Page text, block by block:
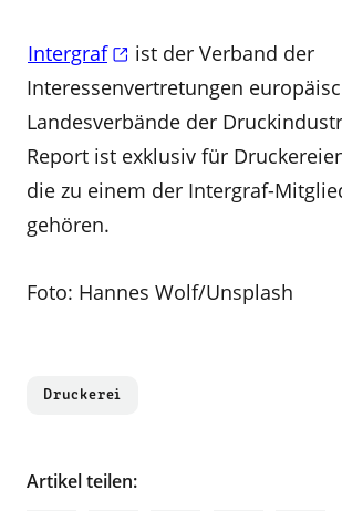
Intergraf
ist der Verband der
Interessenvertretungen
Landesverbände der
Report ist exklusiv für
die zu einem der Intergraf-
gehören.
Foto: Hannes Wolf/Unsplash
Druckerei
Artikel teilen: